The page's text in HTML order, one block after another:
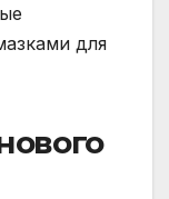
для